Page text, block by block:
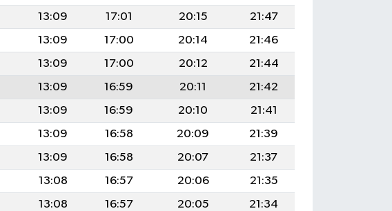
13:09 17:01 20:15
21:47
13:09 17:00 20:14
21:46
13:09 17:00 20:12
21:44
13:09 16:59 20:11
21:42
13:09 16:59 20:10
21:41
13:09 16:58 20:09
21:39
13:09 16:58 20:07
21:37
13:08 16:57 20:06
21:35
13:08 16:57 20:05
21:34